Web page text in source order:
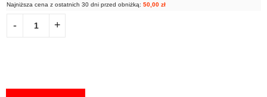
Najniższa cena z ostatnich 30 dni przed obniżką: 50,00 zł